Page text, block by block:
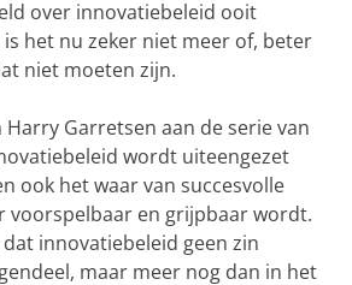
over innovatiebeleid ooit
het nu zeker niet meer of, beter
niet moeten zijn.
Harry Garretsen aan de serie van
wordt uiteengezet
ook het waar van succesvolle
voorspelbaar en grijpbaar wordt.
innovatiebeleid geen zin
maar meer nog dan in het